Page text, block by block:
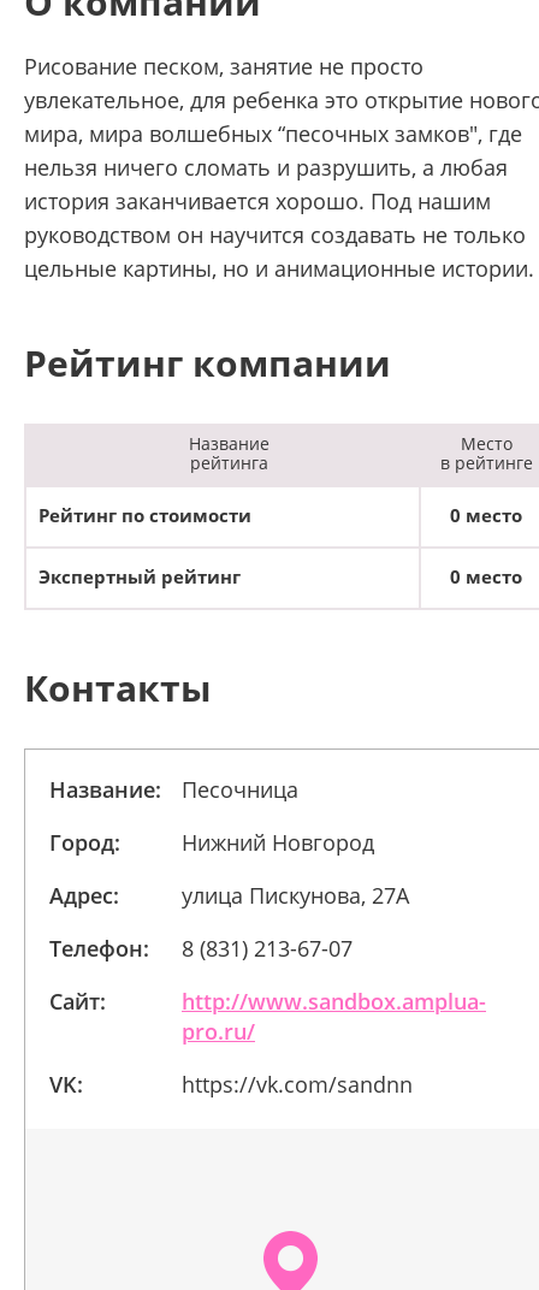
Рисование песком, занятие не просто
увлекательное, для ребенка это открытие
мира, мира волшебных “песочных замков", где
нельзя ничего сломать и разрушить, а любая
история заканчивается хорошо. Под нашим
руководством он научится создавать не только
цельные картины, но и анимационные истории.
Рейтинг компании
Название
рейтинга
Место
в рейтинге
Рейтинг по стоимости 0 место
Экспертный рейтинг 0 место
Контакты
Название:
Песочница
Город:
Нижний Новгород
Адрес:
улица Пискунова, 27А
Телефон:
8 (831) 213-67-07
Сайт:
http://www.sandbox.amplua-
pro.ru/
VK:
https://vk.com/sandnn